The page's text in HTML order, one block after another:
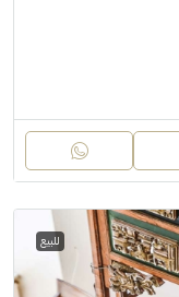
للبيع